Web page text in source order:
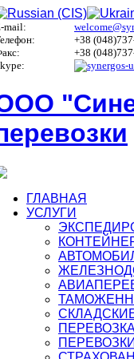
mail:
+38
+38
ГЛАВНАЯ
УСЛУГИ